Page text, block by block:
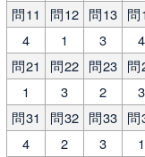
問11
問12 問13 問
4
1 3 4
問21
問22 問23 問
1
3 2 3
問31
問32 問33 問
4
2 3 1